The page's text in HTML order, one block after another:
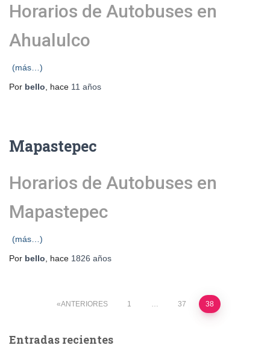
Horarios de Autobuses en
Ahualulco
(más…)
Por bello , hace 11 años
Mapastepec
Horarios de Autobuses en
Mapastepec
(más…)
Por bello , hace 1826 años
Paginación
de
ANTERIORES 1 … 37 38
Entradas recientes